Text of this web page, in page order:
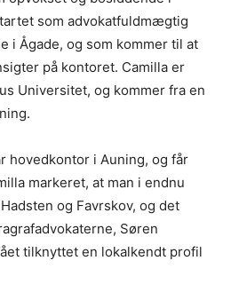
som advokatfuldmægtig
i Ågade, og som kommer til at
på kontoret. Camilla er
Universitet, og kommer fra en
hovedkontor i Auning, og får
markeret, at man i endnu
og Favrskov, og det
Søren
tilknyttet en lokalkendt profil